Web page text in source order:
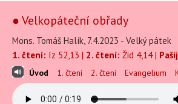
● Velkopáteční obřady
Mons. Tomáš Halík, 7.4.2023 - Velký pátek
1. čtení: Iz 52,13 | 2. čtení: Žid 4,14 |
Úvod 1. čtení 2. čtení Evangelium